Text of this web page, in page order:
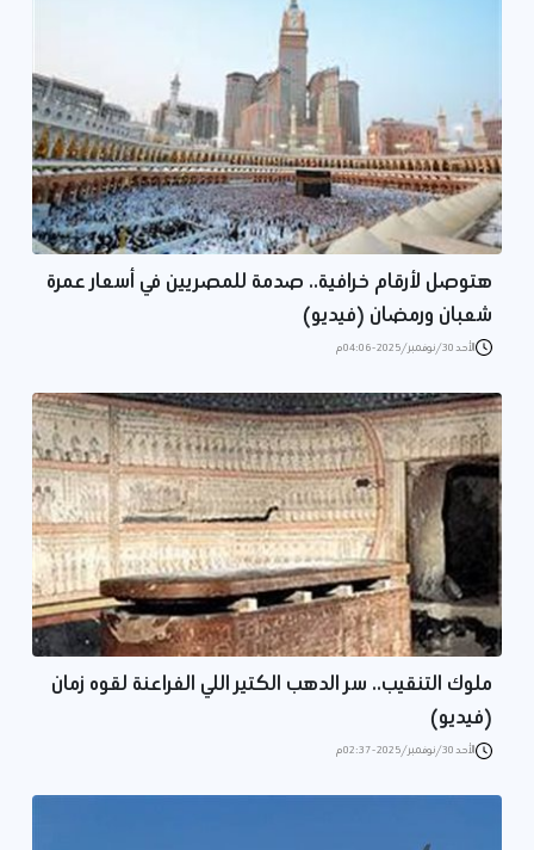
هتوصل لأرقام خرافية.. صدمة للمصريين في أسعار عمرة
شعبان ورمضان (فيديو)
الأحد 30/نوفمبر/2025 - 04:06 م
ملوك التنقيب.. سر الدهب الكتير اللي الفراعنة لقوه زمان
(فيديو)
الأحد 30/نوفمبر/2025 - 02:37 م